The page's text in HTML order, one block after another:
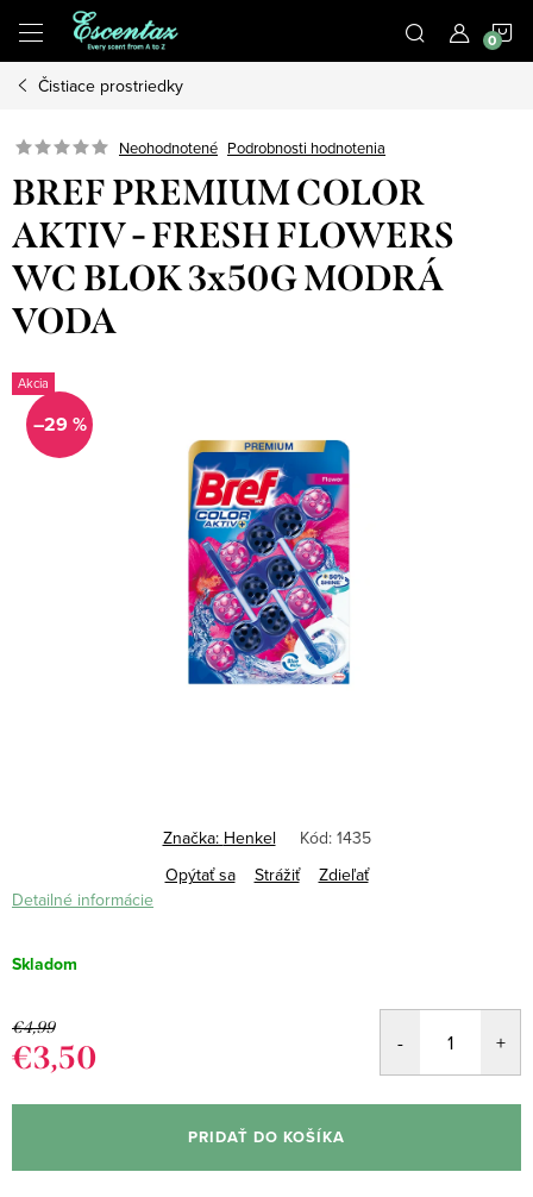
obsah
Čistiace prostriedky
Neohodnotené Podrobnosti hodnotenia
BREF PREMIUM COLOR
AKTIV - FRESH FLOWERS
WC BLOK 3x50G MODRÁ
VODA
Akcia
–29 %
Detailné informácie
Skladom
€4,99
€3,50
cena:
PRIDAŤ DO KOŠÍKA
Značka: Henkel Kód: 1435
Opýtať sa
Strážiť Zdieľať